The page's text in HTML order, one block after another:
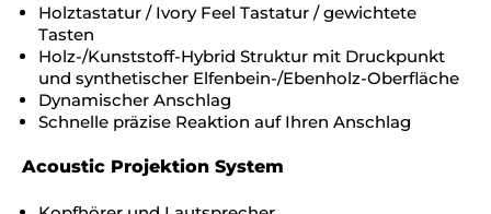
Holztastatur / Ivory Feel Tastatur / gewichtete
Tasten
Holz-/Kunststoff-Hybrid Struktur mit Druckpunkt
und synthetischer Elfenbein-/Ebenholz-Oberfläche
Dynamischer Anschlag
Schnelle präzise Reaktion auf Ihren Anschlag
Acoustic Projektion System